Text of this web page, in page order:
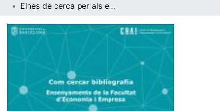
Contacte
Eines de cerca per als estudiants d’Economia, Empresa i Sociologia: Recursos a l’abast de professors i estudiants per cercar informació sobre les matèries de la Facultat [text]. [versions anteriors]